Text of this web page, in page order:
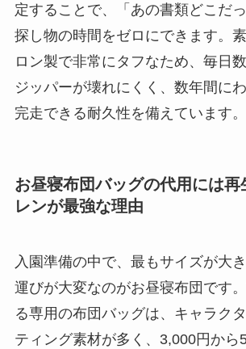
定することで、「あの書類どこだ
探し物の時間をゼロにできます。
ロン製で非常にタフなため、毎日
ジッパーが壊れにくく、数年間に
完走できる耐久性を備えています。
お昼寝布団バッグの代用には再
レンが最強な理由
入園準備の中で、最もサイズが大
運びが大変なのがお昼寝布団です
る専用の布団バッグは、キャラク
ティング素材が多く、3,000円から